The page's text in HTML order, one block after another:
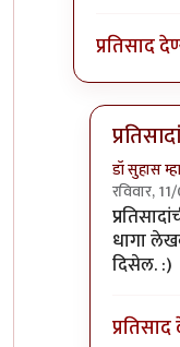
प्रतिसाद
डॉ सुहास
रविवार,
In
धागा
दिसेल. :)